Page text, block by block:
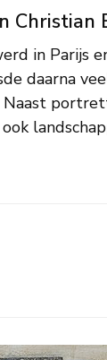
Christian
in Parijs
daarna
in